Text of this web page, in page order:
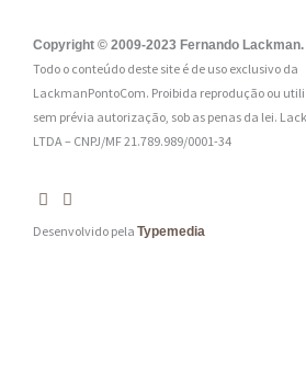
:
*
Copyright © 2009-2023 Fernando Lackman.
Todo o conteúdo deste site é de uso exclusivo da
LackmanPontoCom. Proibida reprodução ou
sem prévia autorização, sob as penas da lei.
LTDA – CNPJ/MF 21.789.989/0001-34
Desenvolvido pela Typemedia